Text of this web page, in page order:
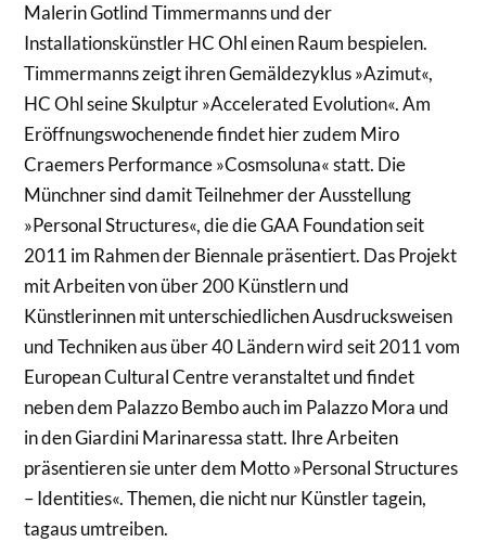
Malerin Gotlind Timmermanns und der
Installationskünstler HC Ohl einen Raum bespielen.
Timmermanns zeigt ihren Gemäldezyklus »Azimut«,
HC Ohl seine Skulptur »Accelerated Evolution«. Am
Eröffnungswochenende findet hier zudem Miro
Craemers Performance »Cosmsoluna« statt. Die
Münchner sind damit Teilnehmer der Ausstellung
»Personal Structures«, die die GAA Foundation seit
2011 im Rahmen der Biennale präsentiert. Das Projekt
mit Arbeiten von über 200 Künstlern und
Künstlerinnen mit unterschiedlichen Ausdrucksweisen
und Techniken aus über 40 Ländern wird seit 2011 vom
European Cultural Centre veranstaltet und findet
neben dem Palazzo Bembo auch im Palazzo Mora und
in den Giardini Marinaressa statt. Ihre Arbeiten
präsentieren sie unter dem Motto »Personal Structures
– Identities«. Themen, die nicht nur Künstler tagein,
tagaus umtreiben.